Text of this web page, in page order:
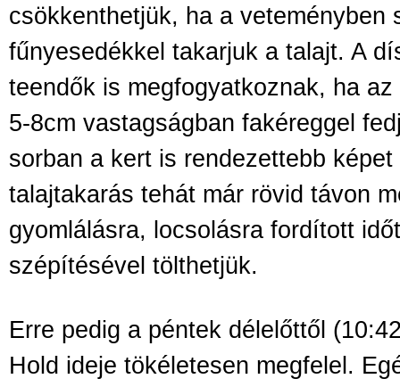
csökkenthetjük, ha a veteményben
fűnyesedékkel takarjuk a talajt. A
teendők is megfogyatkoznak, ha
5-8cm vastagságban fakéreggel
sorban a kert is rendezettebb képet
talajtakarás tehát már rövid távon
gyomlálásra, locsolásra fordított
szépítésével tölthetjük.
Erre pedig a péntek délelőttől
Hold ideje tökéletesen megfelel.